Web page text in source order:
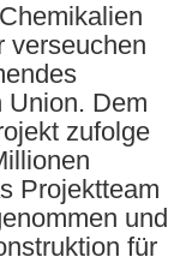
verseuchen
Union. Dem
zufolge
Projektteam
und
für